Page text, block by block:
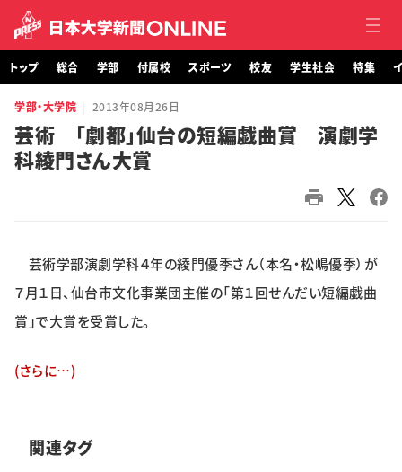
トップ
総合
スポーツ
学生社会
トップ 総合 学部 付属校 スポーツ 校友 学生社会 特集
学部・大学院 2013年08月26日
芸術 「劇都」仙台の短編戯曲賞 演劇学
科綾門さん大賞
芸術学部演劇学科４年の綾門優季さん（本名・松嶋優季）が
７月１日、仙台市文化事業団主催の「第１回せんだい短編戯曲
賞」で大賞を受賞した。
(さらに…)
関連タグ